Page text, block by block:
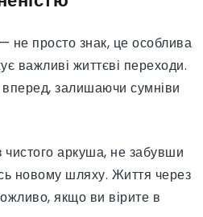
не просто знак, це особлива
важливі життєві переходи.
залишаючи сумніви
чистого аркуша, не забувши
новому шляху. Життя через
якщо ви вірите в